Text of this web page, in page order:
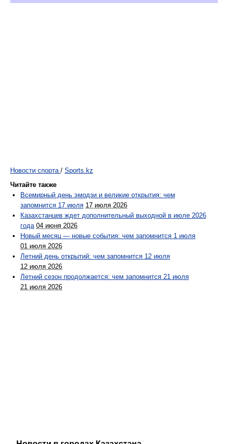
Новости спорта / Sports.kz
Читайте также
Всемирный день эмодзи и великие открытия: чем
запомнится 17 июля 17 июля 2026
Казахстанцев ждет дополнительный выходной в июле 2026
года 04 июня 2026
Новый месяц — новые события: чем запомнится 1 июля
01 июля 2026
Летний день открытий: чем запомнится 12 июля
12 июля 2026
Летний сезон продолжается: чем запомнится 21 июля
21 июля 2026